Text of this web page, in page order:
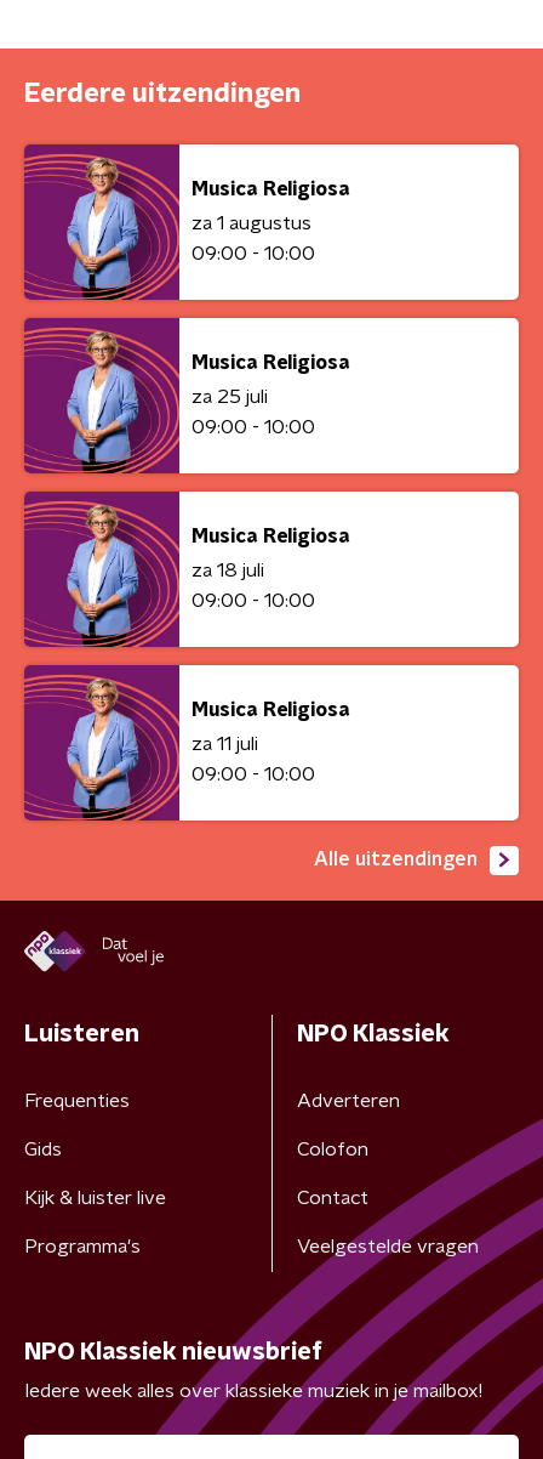
Eerdere uitzendingen
Musica Religiosa
za 1 augustus
09:00 - 10:00
Musica Religiosa
za 25 juli
09:00 - 10:00
Musica Religiosa
za 18 juli
09:00 - 10:00
Musica Religiosa
za 11 juli
09:00 - 10:00
Alle uitzendingen
Luisteren
Frequenties
Gids
Kijk & luister live
Programma's
NPO Klassiek
Adverteren
Colofon
Contact
Veelgestelde vragen
NPO Klassiek nieuwsbrief
Iedere week alles over klassieke muziek in je mailbox!